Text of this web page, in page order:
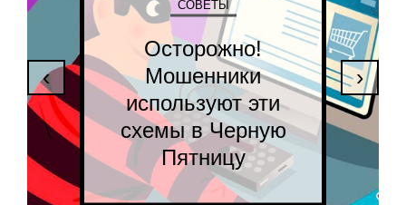
СОВЕТЫ
Осторожно!
Мошенники
используют эти
схемы в Черную
Пятницу
‹ ›